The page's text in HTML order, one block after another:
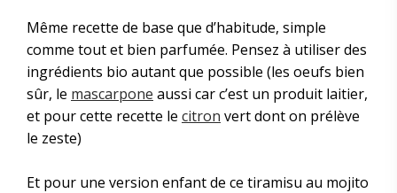
Même recette de base que d’habitude, simple
comme tout et bien parfumée. Pensez à utiliser des
ingrédients bio autant que possible (les oeufs bien
sûr, le mascarpone aussi car c’est un produit laitier,
et pour cette recette le citron vert dont on prélève
le zeste)
Et pour une version enfant de ce tiramisu au mojito